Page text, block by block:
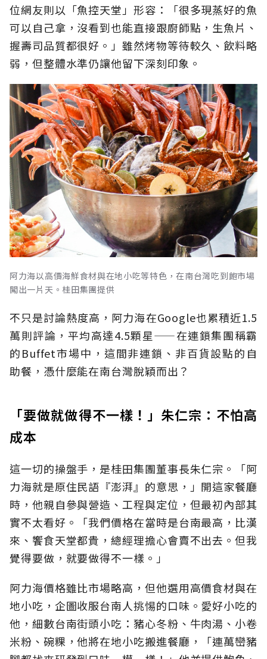
位網友則以「魚控天堂」形容：「很多現蒸好的魚
可以自己拿，沒看到也能直接跟廚師點，生魚片、
握壽司品質都很好。」雖然烤物等待較久、飲料略
弱，但整體水準仍讓他留下深刻印象。
阿力海以高價海鮮食材與在地小吃等特色，在南台灣吃到飽市場
闖出一片天。桂田集團提供
不只是討論熱度高，阿力海在Google也累積近1.5
萬則評論，平均高達4.5顆星——在連鎖集團稱霸
的Buffet市場中，這間非連鎖、非百貨設點的自
助餐，憑什麼能在南台灣脫穎而出？
「要做就做得不一樣！」朱仁宗：不怕高
成本
這一切的操盤手，是桂田集團董事長朱仁宗。「阿
力海就是原住民語『澎湃』的意思，」開這家餐廳
時，他親自參與營造、工程與定位，但最初內部其
實不太看好。「我們價格在當時是台南最高，比漢
來、饗食天堂都貴，總經理擔心會賣不出去。但我
覺得要做，就要做得不一樣。」
阿力海價格雖比市場略高，但他選用高價食材與在
地小吃，企圖收服台南人挑惕的口味。愛好小吃的
他，細數台南街頭小吃：豬心冬粉、牛肉湯、小卷
米粉、碗粿，他將在地小吃搬進餐廳，「連萬巒豬